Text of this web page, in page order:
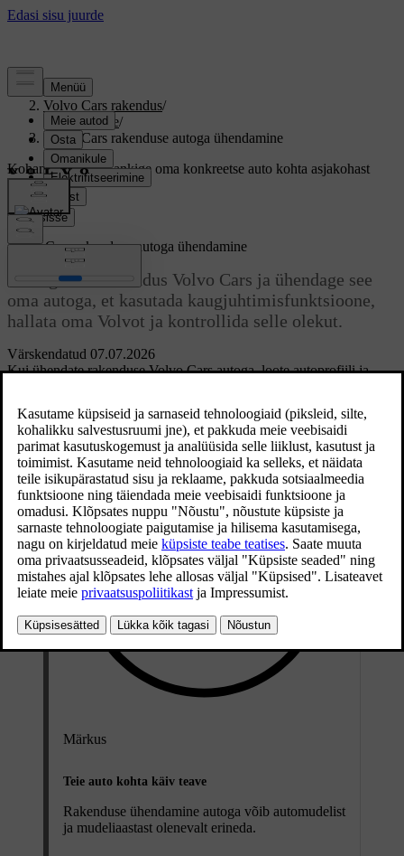
Tugi/
Volvo Cars rakendus/
Alustamine/
Volvo Cars rakenduse autoga ühendamine
Kohandatud tugiHankige oma konkreetse auto kohta asjakohast
teavet.
Logi sisse
Värskendatud 07.07.2026
Volvo Cars rakenduse autoga ühendamine
Laadige alla rakendus Volvo Cars ja ühendage see
oma autoga, et kasutada kaugjuhtimisfunktsioone,
hallata oma Volvot ja kontrollida selle olekut.
Kui ühendate rakenduse Volvo Cars autoga, loote autoprofiili ja
Märkus
Teie auto kohta käiv teave
Rakenduse ühendamine autoga võib automudelist
ja mudeliaastast olenevalt erineda.